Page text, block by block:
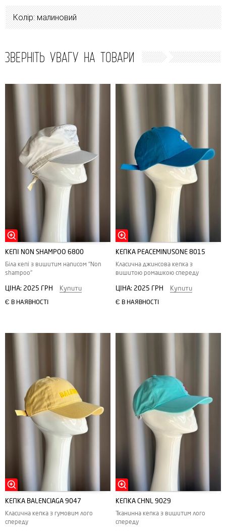
Колір: малиновий
ЗВЕРНІТЬ УВАГУ НА ТОВАРИ
КЕПІ NON SHAMPOO 6800
Біла кепі з вишитим написом "Non
shampoo"
ЦІНА: 2025 ГРН Купити
Є В НАЯВНОСТІ
КЕПКА PEACEMINUSONE 8015
Класична джинсова кепка з
вишитою ромашкою спереду
ЦІНА: 2025 ГРН Купити
Є В НАЯВНОСТІ
КЕПКА BALENCIAGA 9047
Класична кепка з гумовим лого
спереду
КЕПКА CHNL 9029
Тканинна кепка з вишитим лого
спереду